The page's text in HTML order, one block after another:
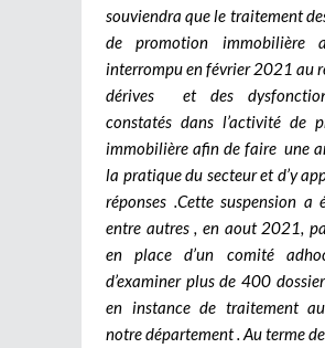
souviendra que le traitement
de promotion immobilière
interrompu en février 2021 au
dérives et des
constatés dans l’activité de
immobilière afin de faire une
la pratique du secteur et d’y
réponses .Cette suspension a
entre autres , en aout 2021,
en place d’un comité
d’examiner plus de 400
en instance de traitement
notre département . Au terme